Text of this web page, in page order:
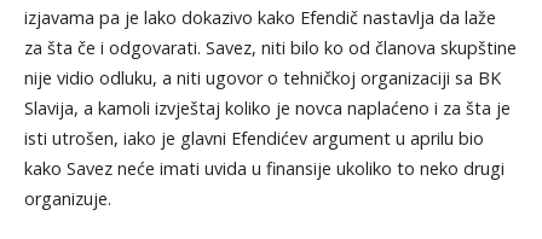
izjavama pa je lako dokazivo kako Efendič nastavlja da laže
za šta če i odgovarati. Savez, niti bilo ko od članova skupštine
nije vidio odluku, a niti ugovor o tehničkoj organizaciji sa BK
Slavija, a kamoli izvještaj koliko je novca naplaćeno i za šta je
isti utrošen, iako je glavni Efendićev argument u aprilu bio
kako Savez neće imati uvida u finansije ukoliko to neko drugi
organizuje.